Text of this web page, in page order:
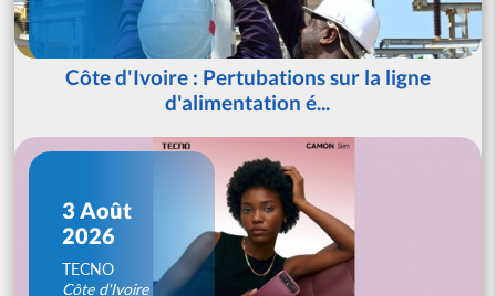
Côte d'Ivoire : Pertubations sur la ligne
d'alimentation é...
3 Août
2026
TECNO
Côte d'Ivoire